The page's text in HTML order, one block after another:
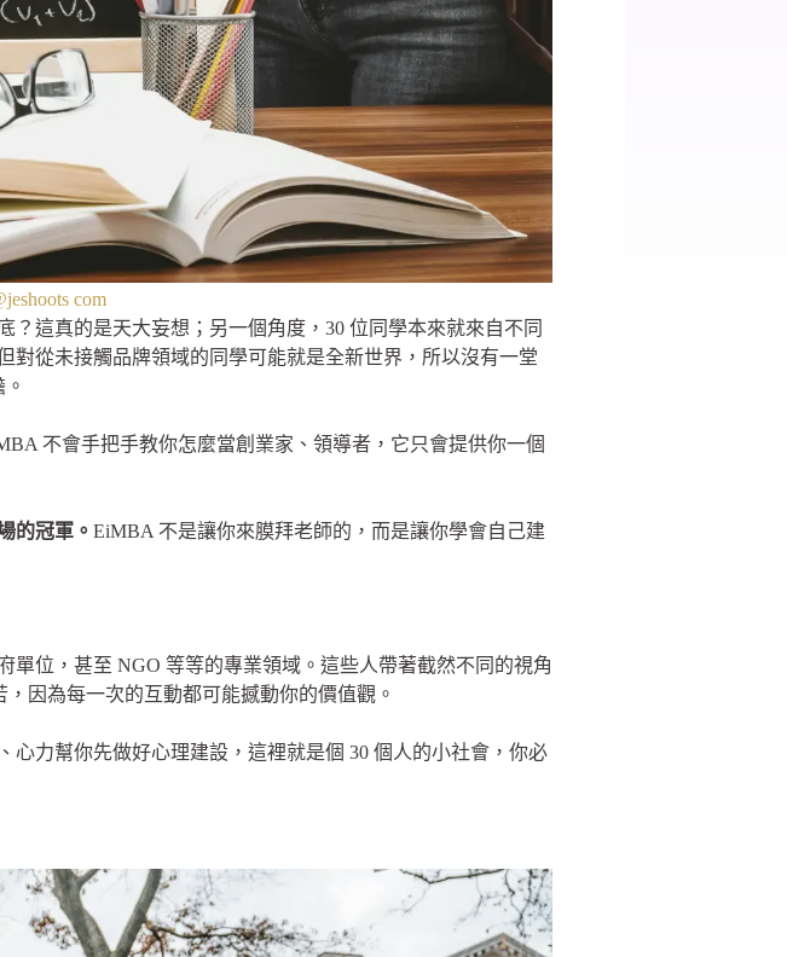
com
這真的是天大妄想；另一個角度，30 位同學本來就來自不同
從未接觸品牌領域的同學可能就是全新世界，所以沒有一堂
不會手把手教你怎麼當創業家、領導者，它只會提供你一個
的冠軍。 EiMBA 不是讓你來膜拜老師的，而是讓你學會自己建
位，甚至 NGO 等等的專業領域。這些人帶著截然不同的視角
因為每一次的互動都可能撼動你的價值觀。
力幫你先做好心理建設，這裡就是個 30 個人的小社會，你必